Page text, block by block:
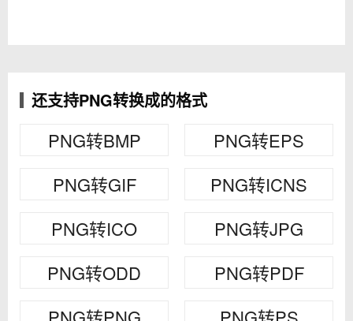
还支持PNG转换成的格式
PNG转BMP
PNG转EPS
PNG转GIF
PNG转ICNS
PNG转ICO
PNG转JPG
PNG转ODD
PNG转PDF